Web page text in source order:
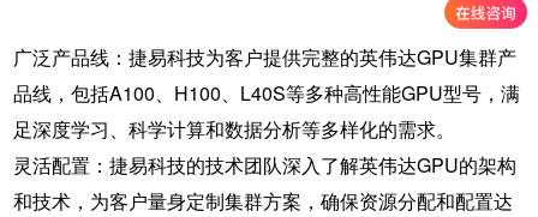
广泛产品线：捷易科技为客户提供完整的英伟达GPU集群产
品线，包括A100、H100、L40S等多种高性能GPU型号，满
足深度学习、科学计算和数据分析等多样化的需求。
灵活配置：捷易科技的技术团队深入了解英伟达GPU的架构
和技术，为客户量身定制集群方案，确保资源分配和配置达